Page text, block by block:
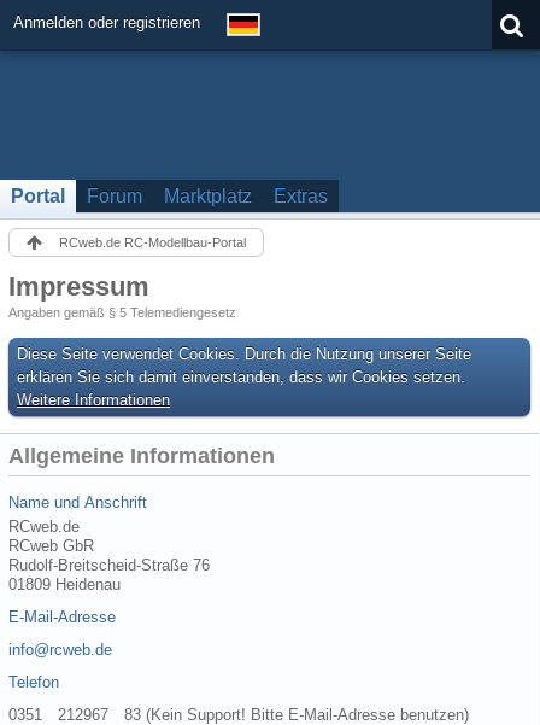
Anmelden oder registrieren
Portal Forum Marktplatz Extras
RCweb.de RC-Modellbau-Portal
Impressum
Angaben gemäß § 5 Telemediengesetz
Diese Seite verwendet Cookies. Durch die Nutzung unserer Seite
erklären Sie sich damit einverstanden, dass wir Cookies setzen.
Weitere Informationen
Allgemeine Informationen
Name und Anschrift
RCweb.de
RCweb GbR
Rudolf-Breitscheid-Straße 76
01809 Heidenau
E-Mail-Adresse
info@rcweb.de
Telefon
0351 212967 83 (Kein Support! Bitte E-Mail-Adresse benutzen)